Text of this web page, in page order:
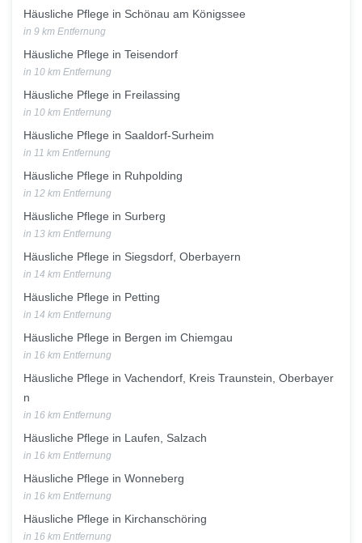
Häusliche Pflege in Schönau am Königssee
in 9 km Entfernung
Häusliche Pflege in Teisendorf
in 10 km Entfernung
Häusliche Pflege in Freilassing
in 10 km Entfernung
Häusliche Pflege in Saaldorf-Surheim
in 11 km Entfernung
Häusliche Pflege in Ruhpolding
in 12 km Entfernung
Häusliche Pflege in Surberg
in 13 km Entfernung
Häusliche Pflege in Siegsdorf, Oberbayern
in 14 km Entfernung
Häusliche Pflege in Petting
in 14 km Entfernung
Häusliche Pflege in Bergen im Chiemgau
in 16 km Entfernung
Häusliche Pflege in Vachendorf, Kreis Traunstein, Oberbayer
n
in 16 km Entfernung
Häusliche Pflege in Laufen, Salzach
in 16 km Entfernung
Häusliche Pflege in Wonneberg
in 16 km Entfernung
Häusliche Pflege in Kirchanschöring
in 16 km Entfernung